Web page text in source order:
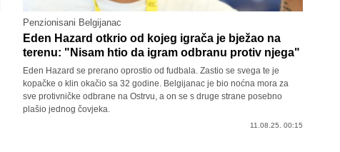
Penzionisani Belgijanac
Eden Hazard otkrio od kojeg igrača je bježao na
terenu: "Nisam htio da igram odbranu protiv njega"
Eden Hazard se prerano oprostio od fudbala. Zastio se svega te je
kopačke o klin okačio sa 32 godine. Belgijanac je bio noćna mora za
sve protivničke odbrane na Ostrvu, a on se s druge strane posebno
plašio jednog čovjeka.
11.08.25. 00:15